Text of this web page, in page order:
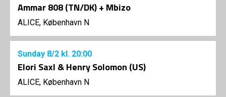
Ammar 808 (TN/DK) + Mbizo
ALICE, København N
Sunday 8/2 kl. 20:00
Elori Saxl & Henry Solomon (US)
ALICE, København N